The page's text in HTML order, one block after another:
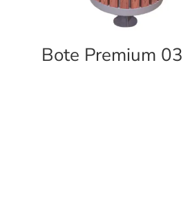
Bote Premium 03